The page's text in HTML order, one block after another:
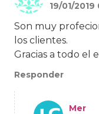
19/01/2019
Son muy
los clientes.
Gracias a todo el
Responder
Mer